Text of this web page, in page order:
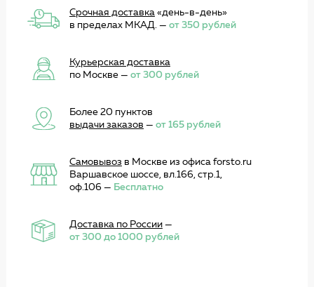
Срочная доставка«день-в-день»
в пределах МКАД. — от 350 рублей
Курьерская доставка
по Москве — от 300 рублей
Более 20 пунктов
выдачи заказов — от 165 рублей
Самовывоз в Москве из офиса forsto.ru
Варшавское шоссе, вл.166, стр.1,
оф.106 — Бесплатно
Доставка по России—
от 300 до 1000 рублей